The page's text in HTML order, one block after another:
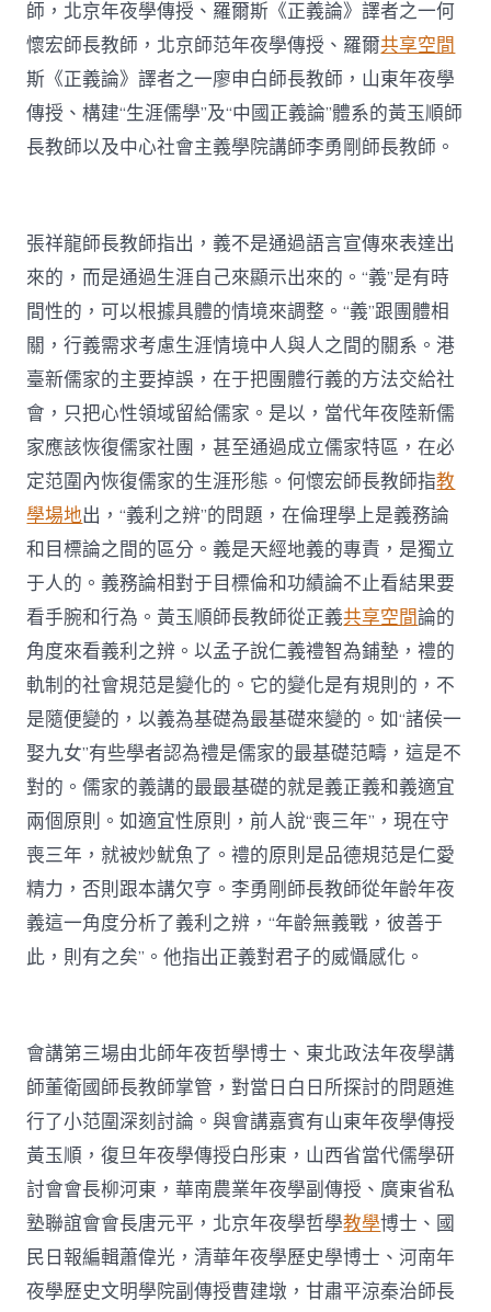
師，北京年夜學傳授、羅爾斯《正義論》譯者之一何
懷宏師長教師，北京師范年夜學傳授、羅爾共享空間
斯《正義論》譯者之一廖申白師長教師，山東年夜學
傳授、構建“生涯儒學”及“中國正義論”體系的黃玉順師
長教師以及中心社會主義學院講師李勇剛師長教師。
張祥龍師長教師指出，義不是通過語言宣傳來表達出
來的，而是通過生涯自己來顯示出來的。“義”是有時
間性的，可以根據具體的情境來調整。“義”跟團體相
關，行義需求考慮生涯情境中人與人之間的關系。港
臺新儒家的主要掉誤，在于把團體行義的方法交給社
會，只把心性領域留給儒家。是以，當代年夜陸新儒
家應該恢復儒家社團，甚至通過成立儒家特區，在必
定范圍內恢復儒家的生涯形態。何懷宏師長教師指教
學場地出，“義利之辨”的問題，在倫理學上是義務論
和目標論之間的區分。義是天經地義的專責，是獨立
于人的。義務論相對于目標倫和功績論不止看結果要
看手腕和行為。黃玉順師長教師從正義共享空間論的
角度來看義利之辨。以孟子說仁義禮智為鋪墊，禮的
軌制的社會規范是變化的。它的變化是有規則的，不
是隨便變的，以義為基礎為最基礎來變的。如“諸侯一
娶九女”有些學者認為禮是儒家的最基礎范疇，這是不
對的。儒家的義講的最最基礎的就是義正義和義適宜
兩個原則。如適宜性原則，前人說“喪三年”，現在守
喪三年，就被炒魷魚了。禮的原則是品德規范是仁愛
精力，否則跟本講欠亨。李勇剛師長教師從年齡年夜
義這一角度分析了義利之辨，“年齡無義戰，彼善于
此，則有之矣”。他指出正義對君子的威懾感化。
會講第三場由北師年夜哲學博士、東北政法年夜學講
師董衛國師長教師掌管，對當日白日所探討的問題進
行了小范圍深刻討論。與會講嘉賓有山東年夜學傳授
黃玉順，復旦年夜學傳授白彤東，山西省當代儒學研
討會會長柳河東，華南農業年夜學副傳授、廣東省私
塾聯誼會會長唐元平，北京年夜學哲學教學博士、國
民日報編輯蕭偉光，清華年夜學歷史學博士、河南年
夜學歷史文明學院副傳授曹建墩，甘肅平涼秦治師長